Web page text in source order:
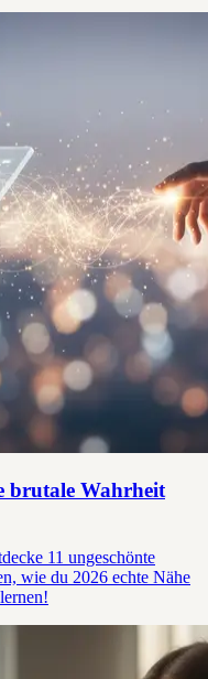
brutale Wahrheit
11 ungeschönte
wie du 2026 echte Nähe